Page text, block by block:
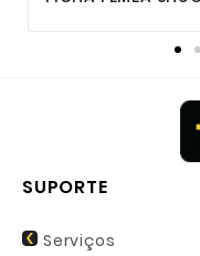
SUPORTE
Serviços